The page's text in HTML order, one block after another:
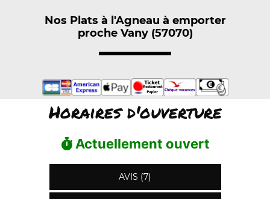
Nos Plats à l'Agneau à emporter
proche Vany (57070)
Horaires d'ouverture
Actuellement ouvert
AVIS (7)